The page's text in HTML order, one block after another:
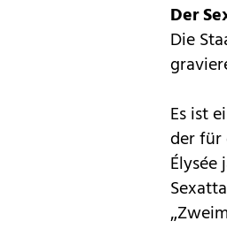
Der
Die
Es ist
der für